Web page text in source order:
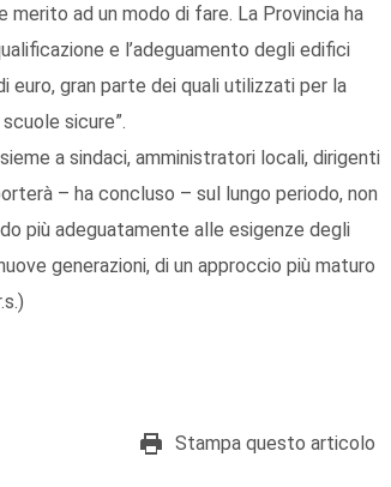
merito ad un modo di fare. La Provincia ha
e l’adeguamento degli edifici
gran parte dei quali utilizzati per la
sicure”.
a sindaci, amministratori locali, dirigenti
– ha concluso – sul lungo periodo, non
più adeguatamente alle esigenze degli
generazioni, di un approccio più maturo
Stampa questo articolo